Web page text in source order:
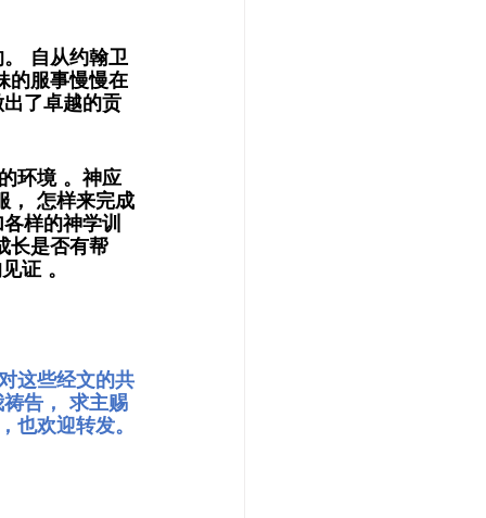
自从约翰卫
的服事慢慢在
了卓越的贡
环境 。神应
， 怎样来完成
样的神学训
长是否有帮
证 。
这些经文的共
告， 求主赐
也欢迎转发。